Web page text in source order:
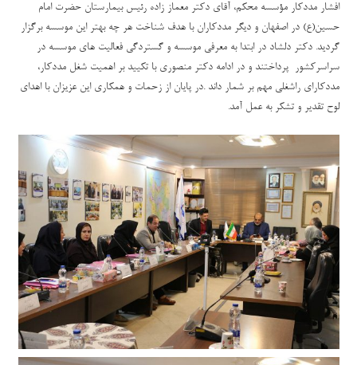
افشار مددکار مؤسسه محکم، آقای دکتر معماز زاده رئیس بیمارستان حضرت امام
حسین(ع) در اصفهان و دیگر مددکاران با هدف شناخت هر چه بهتر این موسسه برگزار
گردید. دکتر دلشاد در ابتدا به معرفی موسسه و گستردگی فعالیت های موسسه در
سراسرکشور پرداختند و در ادامه دکتر منصوری با تکیید بر اهمیت شغل مددکار،
مددکارای راشغلی مهم بر شمار داند .در پایان از زحمات و همکاری این عزیزان با اهدای
لوح تقدیر و تشکر به عمل آمد.